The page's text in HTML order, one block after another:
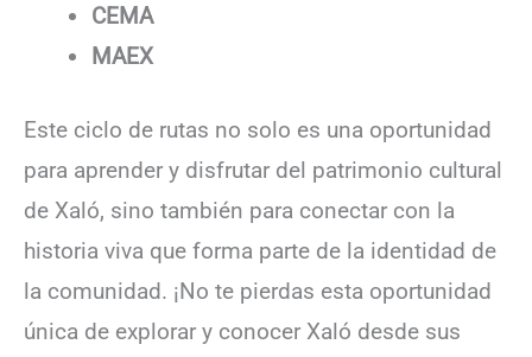
CEMA
MAEX
Este ciclo de rutas no solo es una oportunidad
para aprender y disfrutar del patrimonio cultural
de Xaló, sino también para conectar con la
historia viva que forma parte de la identidad de
la comunidad. ¡No te pierdas esta oportunidad
única de explorar y conocer Xaló desde sus